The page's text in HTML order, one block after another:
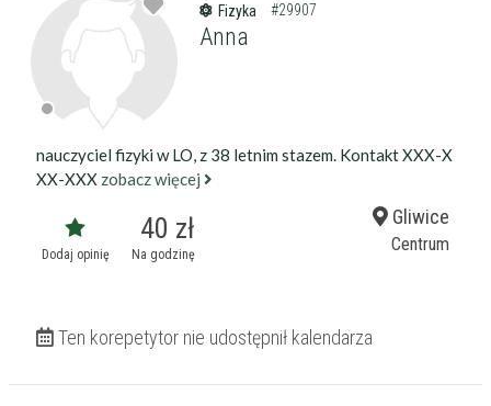
Fizyka #29907
Anna
nauczyciel fizyki w LO, z 38 letnim stazem. Kontakt XXX-X
XX-XXX zobacz więcej
Dodaj opinię
40 zł
Na godzinę
Gliwice
Centrum
Ten korepetytor nie udostępnił kalendarza